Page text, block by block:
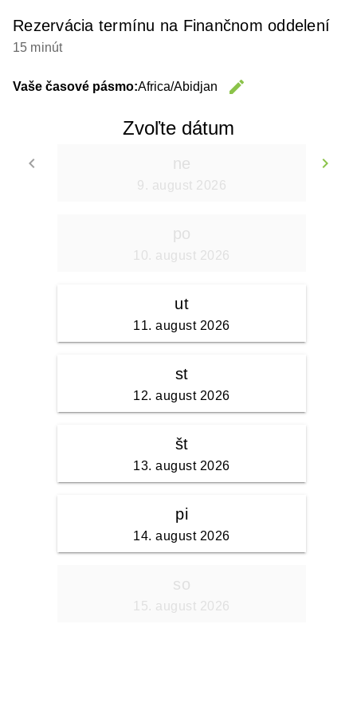
Rezervácia termínu na Finančnom oddelení
15 minút
Vaše časové pásmo:Africa/Abidjan
edit
Zvoľte dátum
keyboard_arrow_left
Go back
keyboard_arrow_right
ne
9. august 2026
po
10. august 2026
ut
11. august 2026
st
12. august 2026
št
13. august 2026
pi
14. august 2026
so
15. august 2026